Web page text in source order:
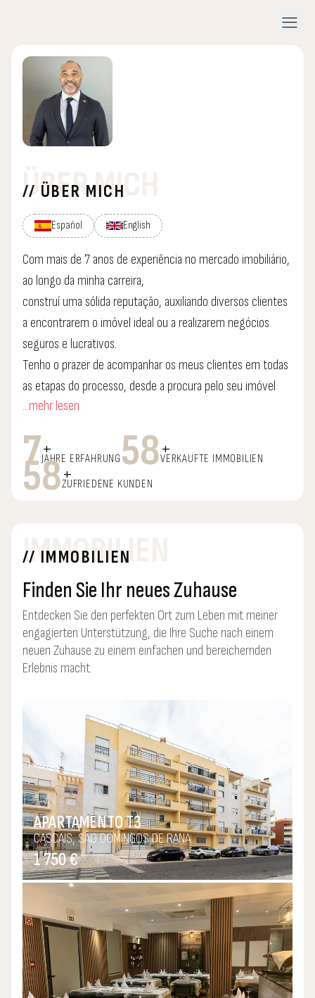
menu
// ÜBER MICH
ÜBER MICH
Español English
Com mais de 7 anos de experiência no mercado imobiliário,
ao longo da minha carreira,
construí uma sólida reputação, auxiliando diversos clientes
a encontrarem o imóvel ideal ou a realizarem negócios
seguros e lucrativos.
Tenho o prazer de acompanhar os meus clientes em todas
as etapas do processo, desde a procura pelo seu imóvel
até a assinatura de contrato ou escritura.
do mercado, garanto a satisfação de todos os envolvidos.
Aliado ao facto de trabalhar num escritório que é uma
referência no mercado imobiliário e bem estruturado.
...mehr lesen
7+
JAHRE ERFAHRUNG 58+
VERKAUFTE IMMOBILIEN
58+
ZUFRIEDENE KUNDEN
// IMMOBILIEN
IMMOBILIEN
Finden Sie Ihr neues Zuhause
Entdecken Sie den perfekten Ort zum Leben mit meiner
engagierten Unterstützung, die Ihre Suche nach einem
neuen Zuhause zu einem einfachen und bereichernden
Erlebnis macht.
APARTAMENTO T3
CASCAIS, SÃO DOMINGOS DE RANA
1 750 €